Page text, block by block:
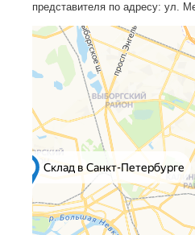
представителя по адресу: ул.